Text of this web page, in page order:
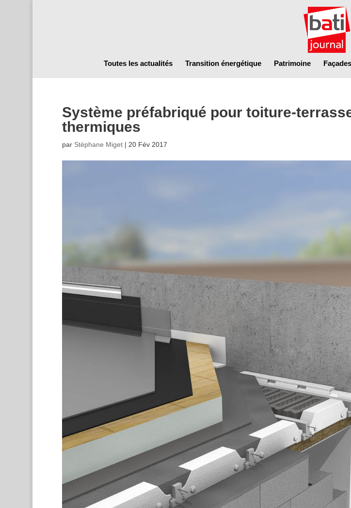
Toutes les actualités Transition énergétique Patrimoine Façades
Système préfabriqué pour toiture-
thermiques
par Stéphane Miget| 20 Fév 2017